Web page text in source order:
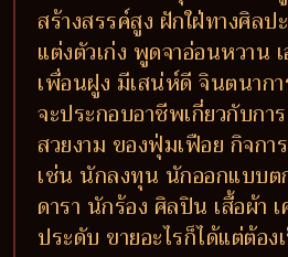
สร้างสรรค์สูง ฝักใฝ่ทางศิล
แต่งตัวเก่ง พูดจาอ่อนหวาน เ
เพื่อนฝูง มีเสน่ห์ดี จินตนาก
จะประกอบอาชีพเกี่ยวกับกา
สวยงาม ของฟุ่มเฟือย กิจก
เช่น นักลงทุน นักออกแบบต
ดารา นักร้อง ศิลปิน เสื้อผ้า เ
ประดับ ขายอะไรก็ได้แต่ต้อ